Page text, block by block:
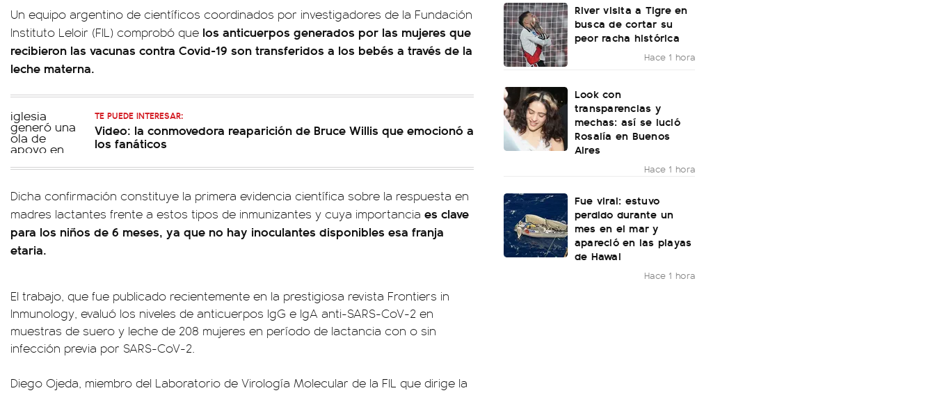
Un equipo argentino de científicos coordinados por investigadores de la Fundación
Instituto Leloir (FIL) comprobó que los anticuerpos generados por las mujeres que
recibieron las vacunas contra Covid-19 son transferidos a los bebés a través de la
leche materna.
TE PUEDE INTERESAR:
Video: la conmovedora reaparición de Bruce Willis que emocionó a
los fanáticos
Dicha confirmación constituye la primera evidencia científica sobre la respuesta en
madres lactantes frente a estos tipos de inmunizantes y cuya importancia es clave
para los niños de 6 meses, ya que no hay inoculantes disponibles esa franja
etaria.
El trabajo, que fue publicado recientemente en la prestigiosa revista Frontiers in
Inmunology, evaluó los niveles de anticuerpos IgG e IgA anti-SARS-CoV-2 en
muestras de suero y leche de 208 mujeres en período de lactancia con o sin
infección previa por SARS-CoV-2.
Diego Ojeda, miembro del Laboratorio de Virología Molecular de la FIL que dirige la
River visita a Tigre en
busca de cortar su
peor racha histórica
Hace 1 hora
Look con
transparencias y
mechas: así se lució
Rosalía en Buenos
Aires
Hace 1 hora
Fue viral: estuvo
perdido durante un
mes en el mar y
apareció en las playas
de Hawai
Hace 1 hora